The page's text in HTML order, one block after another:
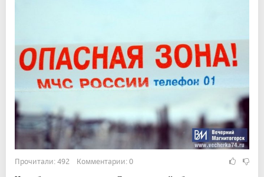
Прочитали: 492 Комментарии: 0